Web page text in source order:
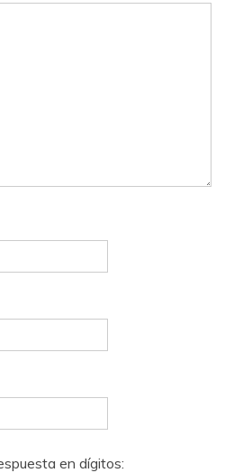
en dígitos: